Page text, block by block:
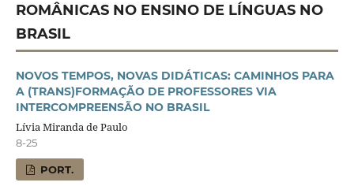
ROMÂNICAS NO ENSINO DE LÍNGUAS NO
BRASIL
NOVOS TEMPOS, NOVAS DIDÁTICAS: CAMINHOS PARA
A (TRANS)FORMAÇÃO DE PROFESSORES VIA
INTERCOMPREENSÃO NO BRASIL
Lívia Miranda de Paulo
8-25
PORT.